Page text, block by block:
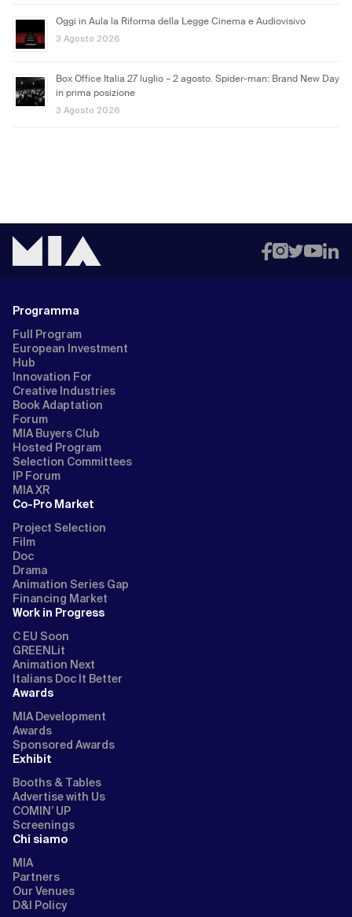
Oggi in Aula la Riforma della Legge Cinema e Audiovisivo
3 Agosto 2026
Box Office Italia 27 luglio – 2 agosto. Spider-man: Brand New Day
in prima posizione
3 Agosto 2026
Programma
Full Program
European Investment
Hub
Innovation For
Creative Industries
Book Adaptation
Forum
MIA Buyers Club
Hosted Program
Selection Committees
IP Forum
MIA XR
Co-Pro Market
Project Selection
Film
Doc
Drama
Animation Series Gap
Financing Market
Work in Progress
C EU Soon
GREENLit
Animation Next
Italians Doc It Better
Awards
MIA Development
Awards
Sponsored Awards
Exhibit
Booths & Tables
Advertise with Us
COMIN’ UP
Screenings
Chi siamo
MIA
Partners
Our Venues
D&I Policy